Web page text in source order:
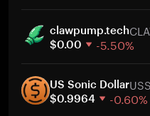
30 Tage
Marktkapitalisierung
clawpump.tech
$0.00 -5.50%
30 Tage
Marktkapitalisierung
US Sonic Dollar
$0.9964 -0.60%